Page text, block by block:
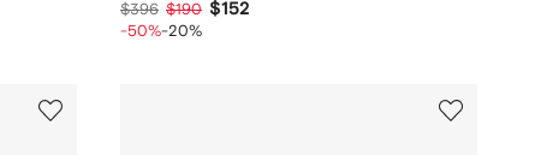
$396 $190 $152
-50%-20%